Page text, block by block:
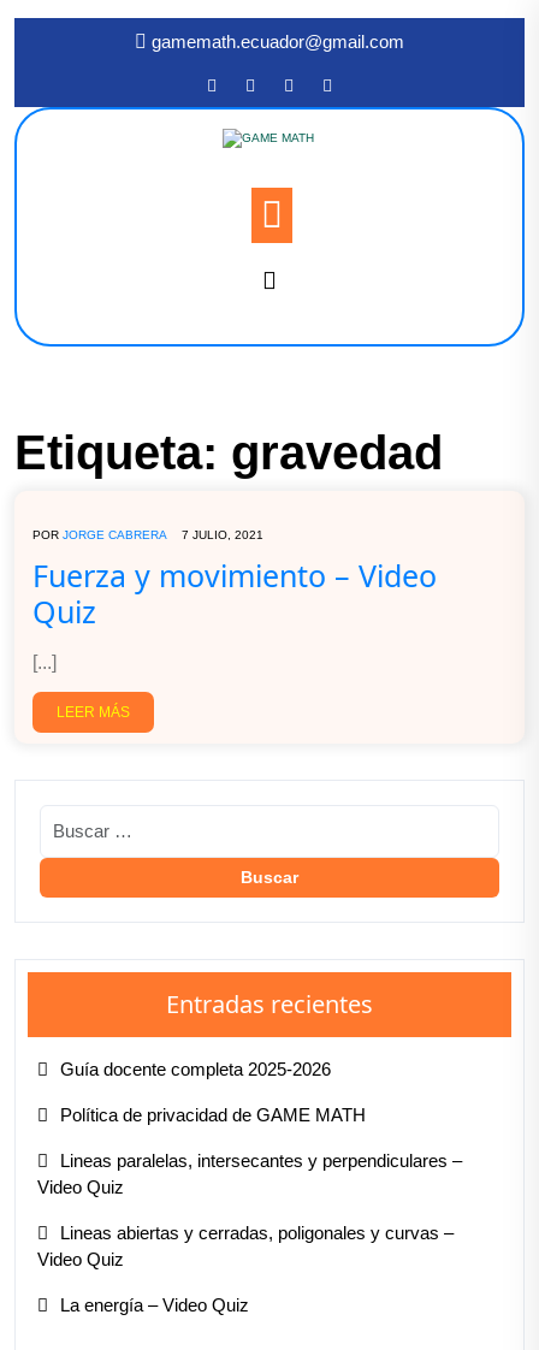
gamemath.ecuador@gmail.com
Etiqueta: gravedad
POR JORGE CABRERA 7 JULIO, 2021
Fuerza y movimiento – Video
Quiz
[...]
LEER MÁS
Entradas recientes
Guía docente completa 2025-2026
Política de privacidad de GAME MATH
Lineas paralelas, intersecantes y perpendiculares –
Video Quiz
Lineas abiertas y cerradas, poligonales y curvas –
Video Quiz
La energía – Video Quiz